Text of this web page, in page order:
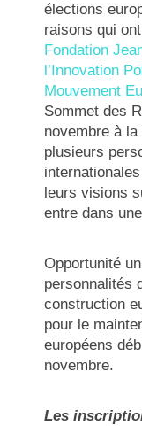
élections
raisons qui
Fondation
l’Innovation
Mouvement
Sommet des
novembre à la
plusieurs
leurs visions
entre dans
Opportunité
personnalités
construction
pour le
européens
novembre.
Les